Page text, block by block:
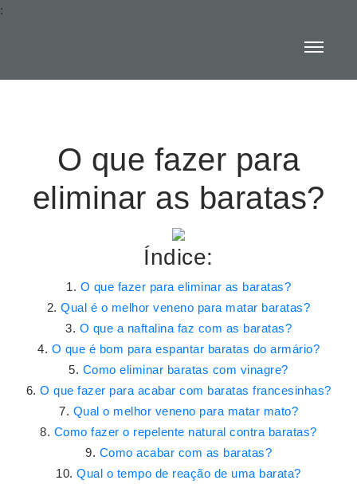
:
O que fazer para
eliminar as baratas?
Índice:
O que fazer para eliminar as baratas?
Qual é o melhor veneno para matar baratas?
O que a naftalina faz com as baratas?
O que é bom para espantar baratas do armário?
Como eliminar baratas com vinagre?
O que fazer para acabar com baratas francesinhas?
Qual o melhor veneno para matar mato?
Como fazer o repelente natural contra baratas?
Como acabar com as baratas?
Qual o tempo de reação de uma barata?